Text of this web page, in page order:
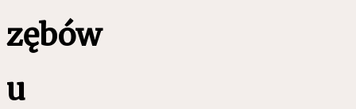
zębów
u